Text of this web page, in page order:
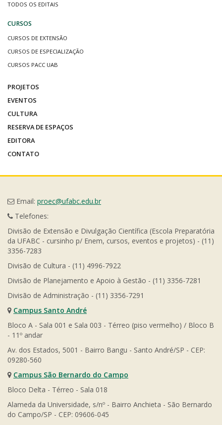
TODOS OS EDITAIS
CURSOS
CURSOS DE EXTENSÃO
CURSOS DE ESPECIALIZAÇÃO
CURSOS PACC UAB
PROJETOS
EVENTOS
CULTURA
RESERVA DE ESPAÇOS
EDITORA
CONTATO
Email: proec@ufabc.edu.br
Telefones:
Divisão de Extensão e Divulgação Científica (Escola Preparatória
da UFABC - cursinho p/ Enem, cursos, eventos e projetos) - (11)
3356-7283
Divisão de Cultura - (11) 4996-7922
Divisão de Planejamento e Apoio à Gestão - (11) 3356-7281
Divisão de Administração - (11) 3356-7291
Campus Santo André
Bloco A - Sala 001 e Sala 003 - Térreo (piso vermelho) / Bloco B
- 11º andar
Av. dos Estados, 5001 - Bairro Bangu - Santo André/SP - CEP:
09280-560
Campus São Bernardo do Campo
Bloco Delta - Térreo - Sala 018
Alameda da Universidade, s/nº - Bairro Anchieta - São Bernardo
do Campo/SP - CEP: 09606-045